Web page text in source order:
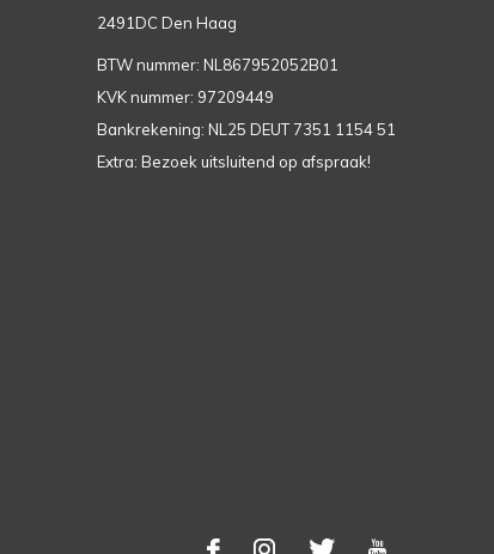
2491DC Den Haag
BTW nummer: NL867952052B01
KVK nummer: 97209449
Bankrekening: NL25 DEUT 7351 1154 51
Extra: Bezoek uitsluitend op afspraak!